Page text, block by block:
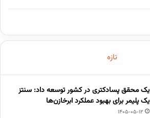
تازه
یک محقق پسادکتری در کشور توسعه داد: سنتز
یک پلیمر برای بهبود عملکرد ابرخازن‌ها
1405-05-12